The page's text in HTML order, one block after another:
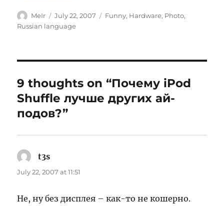
Author
MeIr
Posted
on
July 22, 2007 Categories
Funny, Hardware, Photo,
Russian language
9 thoughts on “Почему iPod
Shuffle лучше других ай-
подов?”
t3s
July 22, 2007 at 11:51
Не, ну без дисплея – как-то не кошерно.